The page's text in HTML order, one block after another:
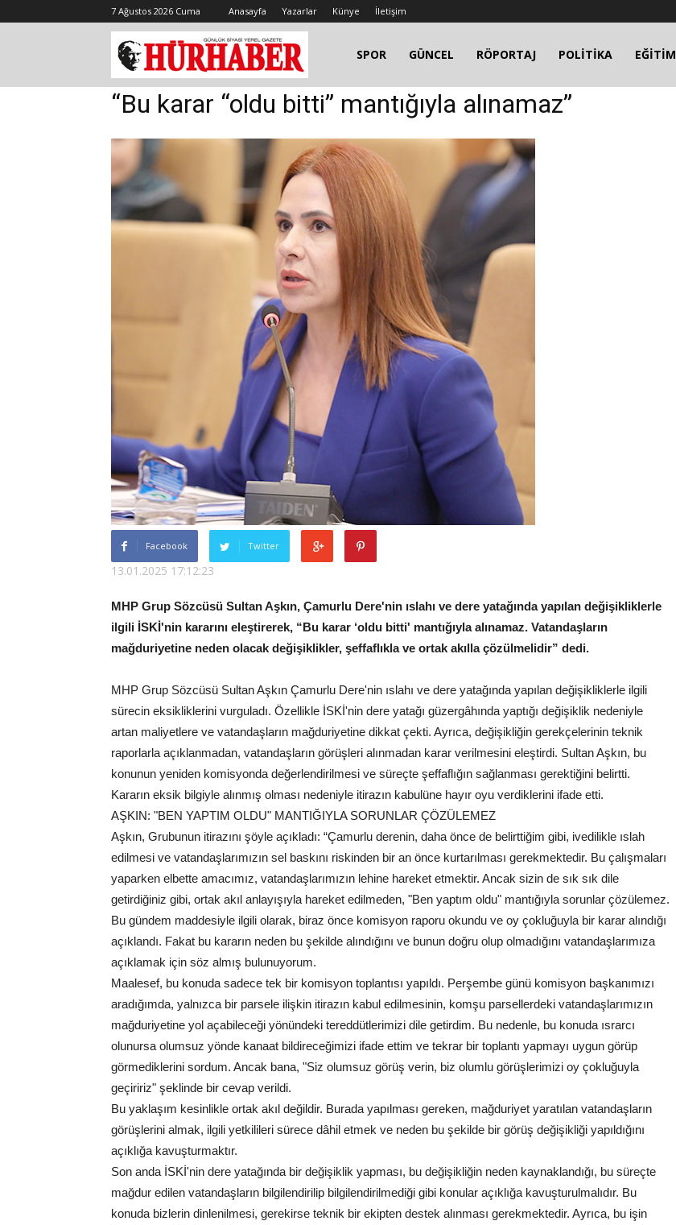
7 Ağustos 2026 Cuma Anasayfa Yazarlar Künye İletişim
SPOR GÜNCEL RÖPORTAJ POLİTİKA EĞİTİM
“Bu karar “oldu bitti” mantığıyla alınamaz”
Facebook Twitter
13.01.2025 17:12:23
MHP Grup Sözcüsü Sultan Aşkın, Çamurlu Dere'nin ıslahı ve dere yatağında yapılan değişikliklerle
ilgili İSKİ'nin kararını eleştirerek, “Bu karar ‘oldu bitti' mantığıyla alınamaz. Vatandaşların
mağduriyetine neden olacak değişiklikler, şeffaflıkla ve ortak akılla çözülmelidir” dedi.
MHP Grup Sözcüsü Sultan Aşkın Çamurlu Dere'nin ıslahı ve dere yatağında yapılan değişikliklerle ilgili
sürecin eksikliklerini vurguladı. Özellikle İSKİ'nin dere yatağı güzergâhında yaptığı değişiklik nedeniyle
artan maliyetlere ve vatandaşların mağduriyetine dikkat çekti. Ayrıca, değişikliğin gerekçelerinin teknik
raporlarla açıklanmadan, vatandaşların görüşleri alınmadan karar verilmesini eleştirdi. Sultan Aşkın, bu
konunun yeniden komisyonda değerlendirilmesi ve süreçte şeffaflığın sağlanması gerektiğini belirtti.
Kararın eksik bilgiyle alınmış olması nedeniyle itirazın kabulüne hayır oyu verdiklerini ifade etti.
AŞKIN: "BEN YAPTIM OLDU" MANTIĞIYLA SORUNLAR ÇÖZÜLEMEZ
Aşkın, Grubunun itirazını şöyle açıkladı: “Çamurlu derenin, daha önce de belirttiğim gibi, ivedilikle ıslah
edilmesi ve vatandaşlarımızın sel baskını riskinden bir an önce kurtarılması gerekmektedir. Bu çalışmaları
yaparken elbette amacımız, vatandaşlarımızın lehine hareket etmektir. Ancak sizin de sık sık dile
getirdiğiniz gibi, ortak akıl anlayışıyla hareket edilmeden, "Ben yaptım oldu" mantığıyla sorunlar çözülemez.
Bu gündem maddesiyle ilgili olarak, biraz önce komisyon raporu okundu ve oy çokluğuyla bir karar alındığı
açıklandı. Fakat bu kararın neden bu şekilde alındığını ve bunun doğru olup olmadığını vatandaşlarımıza
açıklamak için söz almış bulunuyorum.
Maalesef, bu konuda sadece tek bir komisyon toplantısı yapıldı. Perşembe günü komisyon başkanımızı
aradığımda, yalnızca bir parsele ilişkin itirazın kabul edilmesinin, komşu parsellerdeki vatandaşlarımızın
mağduriyetine yol açabileceği yönündeki tereddütlerimizi dile getirdim. Bu nedenle, bu konuda ısrarcı
olunursa olumsuz yönde kanaat bildireceğimizi ifade ettim ve tekrar bir toplantı yapmayı uygun görüp
görmediklerini sordum. Ancak bana, "Siz olumsuz görüş verin, biz olumlu görüşlerimizi oy çokluğuyla
geçiririz" şeklinde bir cevap verildi.
Bu yaklaşım kesinlikle ortak akıl değildir. Burada yapılması gereken, mağduriyet yaratılan vatandaşların
görüşlerini almak, ilgili yetkilileri sürece dâhil etmek ve neden bu şekilde bir görüş değişikliği yapıldığını
açıklığa kavuşturmaktır.
Son anda İSKİ'nin dere yatağında bir değişiklik yapması, bu değişikliğin neden kaynaklandığı, bu süreçte
mağdur edilen vatandaşların bilgilendirilip bilgilendirilmediği gibi konular açıklığa kavuşturulmalıdır. Bu
konuda bizlerin dinlenilmesi, gerekirse teknik bir ekipten destek alınması gerekmektedir. Ayrıca, bu işin